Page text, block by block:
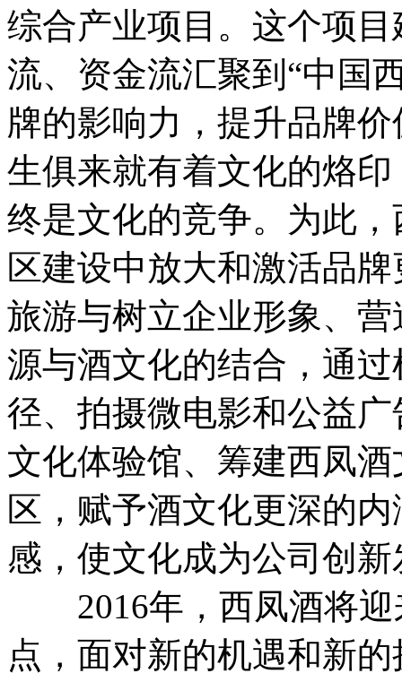
综合产业项目。这个项
流、资金流汇聚到“中国
牌的影响力，提升品牌
生俱来就有着文化的烙
终是文化的竞争。为此
区建设中放大和激活品
旅游与树立企业形象、
源与酒文化的结合，通
径、拍摄微电影和公益
文化体验馆、筹建西凤
区，赋予酒文化更深的
感，使文化成为公司创
2016年，西凤酒将迎
点，面对新的机遇和新